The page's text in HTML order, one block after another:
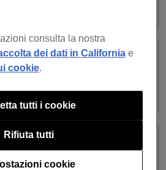
Dropbox e
riguardo
ai file personali?
Cloud 5TB
consulta la nostra
dei dati in Californiae
cookie.
cookie
Rifiuta tutti
tutti i cookie